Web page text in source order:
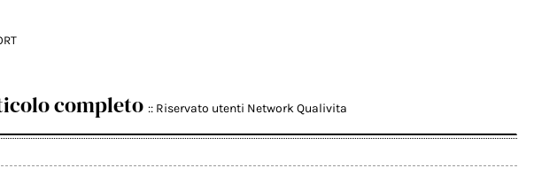
completo :: Riservato utenti Network Qualivita